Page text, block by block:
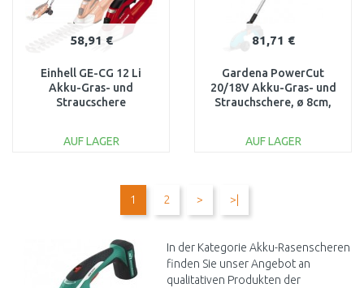
58,91 €
Einhell GE-CG 12 Li
Akku-Gras- und
Straucschere
AUF LAGER
81,71 €
Gardena PowerCut
20/18V Akku-Gras- und
Strauchschere, ø 8cm,
AUF LAGER
1 2 > >|
In der Kategorie Akku-Rasenscheren
finden Sie unser Angebot an
qualitativen Produkten der